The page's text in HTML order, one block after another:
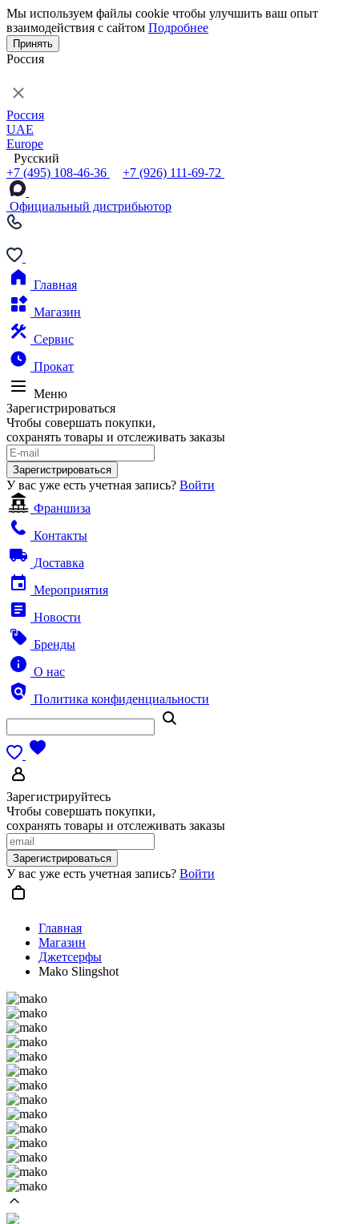
Мы используем файлы cookie чтобы улучшить ваш опыт
взаимодействия с сайтом Подробнее
Принять
Россия
Россия
UAE
Europe
Русский
+7 (495) 108-46-36
+7 (926) 111-69-72
Официальный дистрибьютор
Главная
Магазин
Сервис
Прокат
Меню
Зарегистрироваться
Чтобы совершать покупки,
сохранять товары и отслеживать заказы
Зарегистрироваться
У вас уже есть учетная запись? Войти
Франшиза
Контакты
Доставка
Мероприятия
Новости
Бренды
О нас
Политика конфиденциальности
Зарегистрируйтесь
Чтобы совершать покупки,
сохранять товары и отслеживать заказы
Зарегистрироваться
У вас уже есть учетная запись? Войти
Главная
Магазин
Джетсерфы
Mako Slingshot